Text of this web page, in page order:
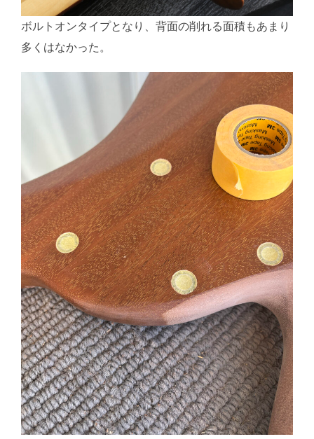
ボルトオンタイプとなり、背面の削れる面積もあまり
多くはなかった。